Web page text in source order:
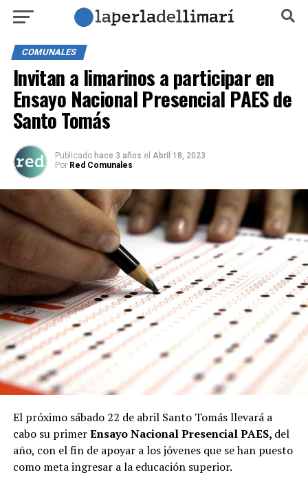
COMUNALES
Invitan a limarinos a participar en
Ensayo Nacional Presencial PAES de
Santo Tomás
Publicado hace 3 años el Abril 18, 2023
Por Red Comunales
El próximo sábado 22 de abril Santo Tomás llevará a
cabo su primerEnsayo Nacional Presencial PAES, del
año, con el fin de apoyar a los jóvenes que se han puesto
como meta ingresar a la educación superior.